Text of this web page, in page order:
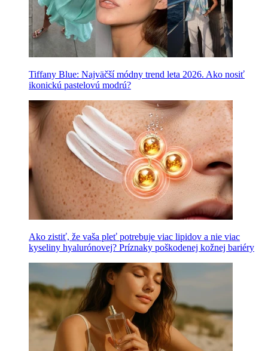
Tiffany Blue: Najväčší módny trend leta 2026. Ako nosiť
ikonickú pastelovú modrú?
Ako zistiť, že vaša pleť potrebuje viac lipidov a nie viac
kyseliny hyalurónovej? Príznaky poškodenej kožnej bariéry